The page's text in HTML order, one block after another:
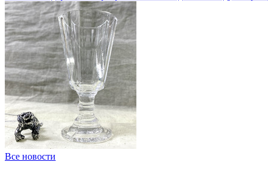
Все новости